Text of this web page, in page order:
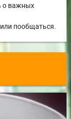
о важных
или пообщаться.